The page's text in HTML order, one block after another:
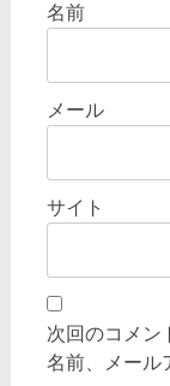
名前
メール
サイト
次回のコメン
名前、メール